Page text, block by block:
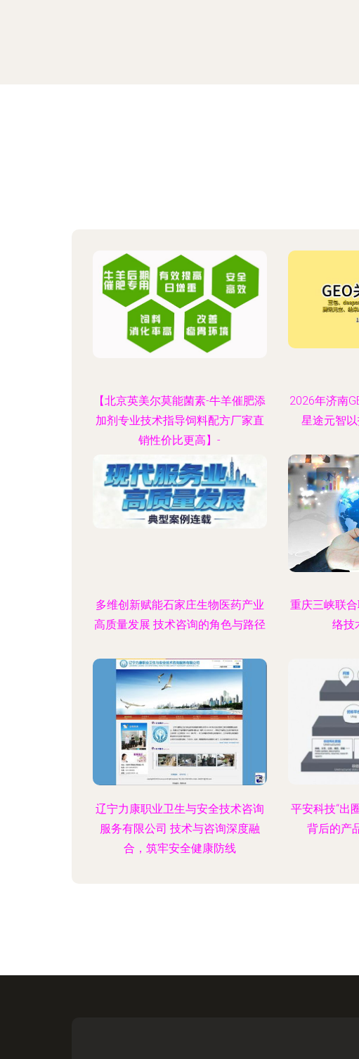
【北京英美尔莫能菌素-牛羊催肥添
加剂专业技术指导饲料配方厂家直
销性价比更高】-
2026年济南
星途元智
多维创新赋能石家庄生物医药产业
高质量发展 技术咨询的角色与路径
重庆三峡联
络技
辽宁力康职业卫生与安全技术咨询
服务有限公司 技术与咨询深度融
合，筑牢安全健康防线
平安科技“出
背后的产